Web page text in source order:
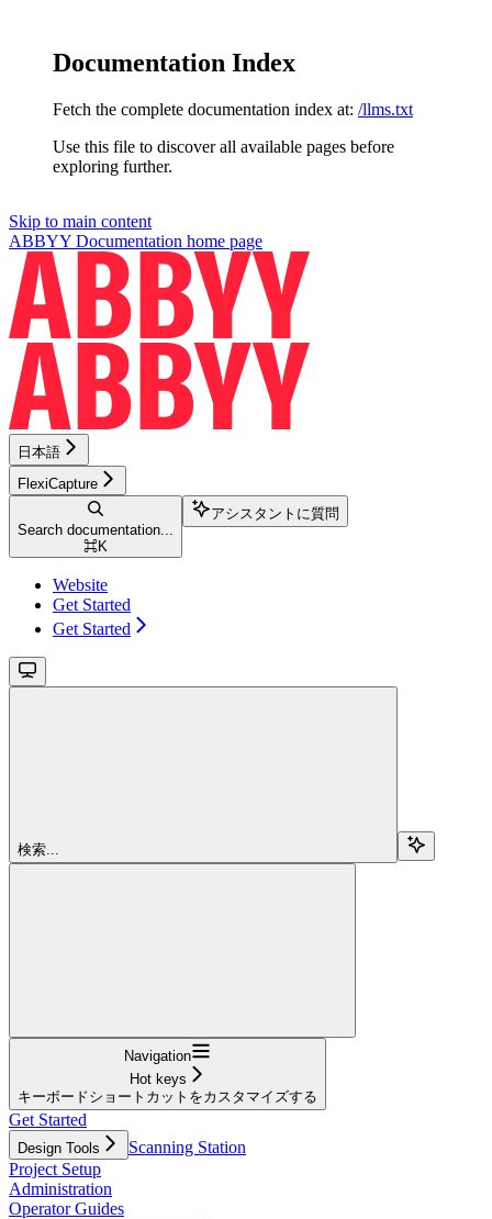
Documentation Index
Fetch the complete documentation index at: /llms.txt
Use this file to discover all available pages before
exploring further.
Skip to main content
ABBYY Documentation home page
日本語
FlexiCapture
Search documentation...
⌘K
アシスタントに質問
Website
Get Started
Get Started
検索...
Navigation
Hot keys
キーボードショートカットをカスタマイズする
Get Started
Design Tools
Scanning Station
Project Setup
Administration
Operator Guides